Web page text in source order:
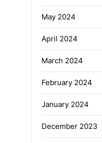
May 2024
April 2024
March 2024
February 2024
January 2024
December 2023